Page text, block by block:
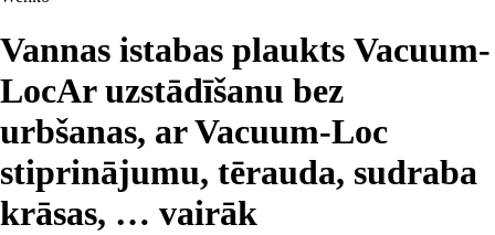
Vannas istabas plaukts Vacuum-
LocAr uzstādīšanu bez
urbšanas, ar Vacuum-Loc
stiprinājumu, tērauda, sudraba
krāsas, … vairāk